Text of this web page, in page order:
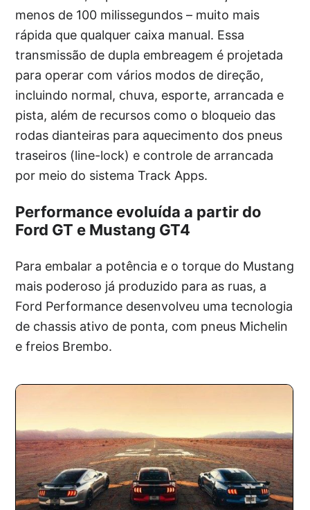
menos de 100 milissegundos – muito mais
rápida que qualquer caixa manual. Essa
transmissão de dupla embreagem é projetada
para operar com vários modos de direção,
incluindo normal, chuva, esporte, arrancada e
pista, além de recursos como o bloqueio das
rodas dianteiras para aquecimento dos pneus
traseiros (line-lock) e controle de arrancada
por meio do sistema Track Apps.
Performance evoluída a partir do
Ford GT e Mustang GT4
Para embalar a potência e o torque do Mustang
mais poderoso já produzido para as ruas, a
Ford Performance desenvolveu uma tecnologia
de chassis ativo de ponta, com pneus Michelin
e freios Brembo.